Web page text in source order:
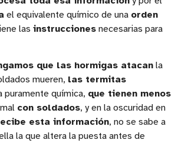
el equivalente químico de una orden
las instrucciones necesarias para
que las hormigas atacan la
mueren, las termitas
puramente química, que tienen menos
con soldados, y en la oscuridad en
esta información, no se sabe a
la que altera la puesta antes de